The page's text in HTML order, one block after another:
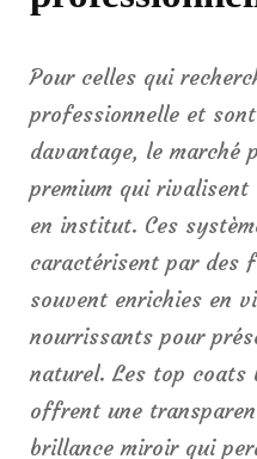
Pour celles qui
professionnelle et
davantage, le marché
premium qui
en institut. Ces
caractérisent par des
souvent enrichies en
nourrissants pour
naturel. Les top coats
offrent une
brillance miroir qui